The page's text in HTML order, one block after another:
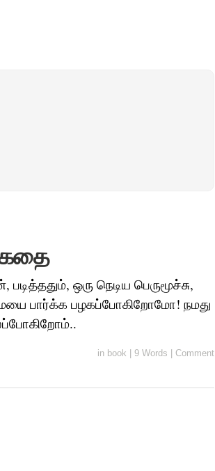
கதை
ஒரு நெடிய பெருமூச்சு,
பார்க்க பழகப்போகிறோமோ! நமது
in book 9 Words Comment